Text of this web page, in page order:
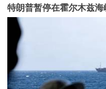
特朗普暂停在霍尔木兹